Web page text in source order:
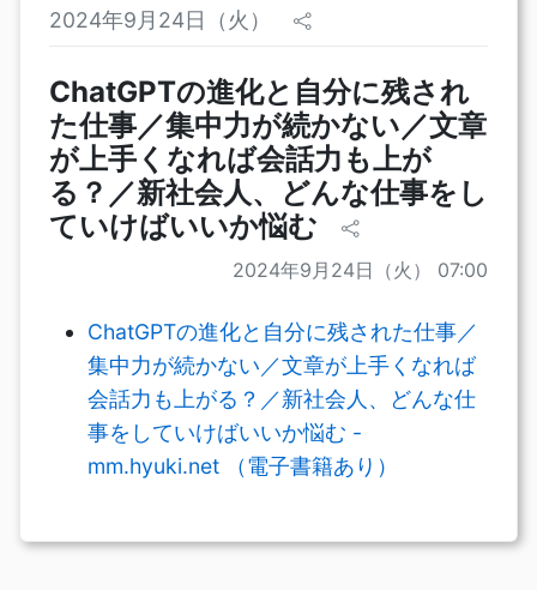
2024年9月24日（火）
ChatGPTの進化と自分に残され
た仕事／集中力が続かない／文章
が上手くなれば会話力も上が
る？／新社会人、どんな仕事をし
ていけばいいか悩む
2024年9月24日（火） 07:00
ChatGPTの進化と自分に残された仕事／
集中力が続かない／文章が上手くなれば
会話力も上がる？／新社会人、どんな仕
事をしていけばいいか悩む -
mm.hyuki.net （電子書籍あり）